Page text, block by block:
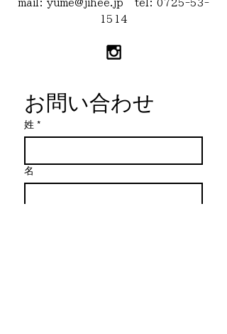
mail: yume@jihee.jp tel: 0725-53-
1514
お問い合わせ
姓 *
名